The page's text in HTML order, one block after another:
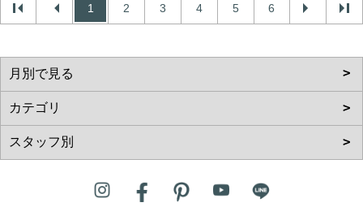
1 2 3 4 5 6